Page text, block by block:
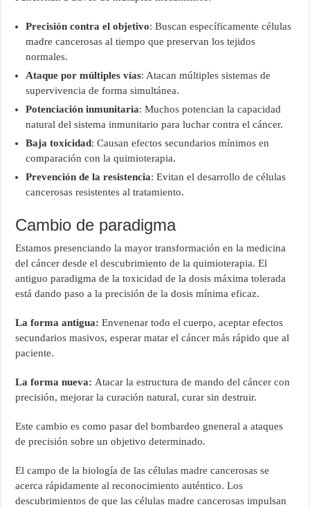
Precisión contra el objetivo: Buscan específicamente células
madre cancerosas al tiempo que preservan los tejidos
normales.
Ataque por múltiples vías: Atacan múltiples sistemas de
supervivencia de forma simultánea.
Potenciación inmunitaria: Muchos potencian la capacidad
natural del sistema inmunitario para luchar contra el cáncer.
Baja toxicidad: Causan efectos secundarios mínimos en
comparación con la quimioterapia.
Prevención de la resistencia: Evitan el desarrollo de células
cancerosas resistentes al tratamiento.
Cambio de paradigma
Estamos presenciando la mayor transformación en la medicina
del cáncer desde el descubrimiento de la quimioterapia. El
antiguo paradigma de la toxicidad de la dosis máxima tolerada
está dando paso a la precisión de la dosis mínima eficaz.
La forma antigua: Envenenar todo el cuerpo, aceptar efectos
secundarios masivos, esperar matar el cáncer más rápido que al
paciente.
La forma nueva: Atacar la estructura de mando del cáncer con
precisión, mejorar la curación natural, curar sin destruir.
Este cambio es como pasar del bombardeo gneneral a ataques
de precisión sobre un objetivo determinado.
El campo de la biología de las células madre cancerosas se
acerca rápidamente al reconocimiento auténtico. Los
descubrimientos de que las células madre cancerosas impulsan